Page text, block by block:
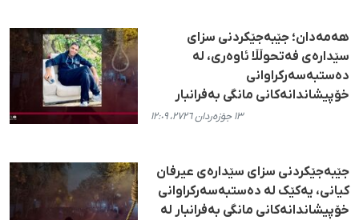
هەمەدان؛ جێبەجێکردنی سزای
سێدارەی فەتحوڵڵا ئاوەری، لە
دەستبەسەرکراوانی
خۆپیشاندانەکانی مانگی بەفرانبار
١٣ جۆزەردان ٢٧٢٦، ١٢:٠٩
جێبەجێکردنی سزای سێدارەی عیرفان
کیانی، یەکێک لە دەستبەسەرکراوانی
خۆپیشاندانەکانی مانگی بەفرانبار لە